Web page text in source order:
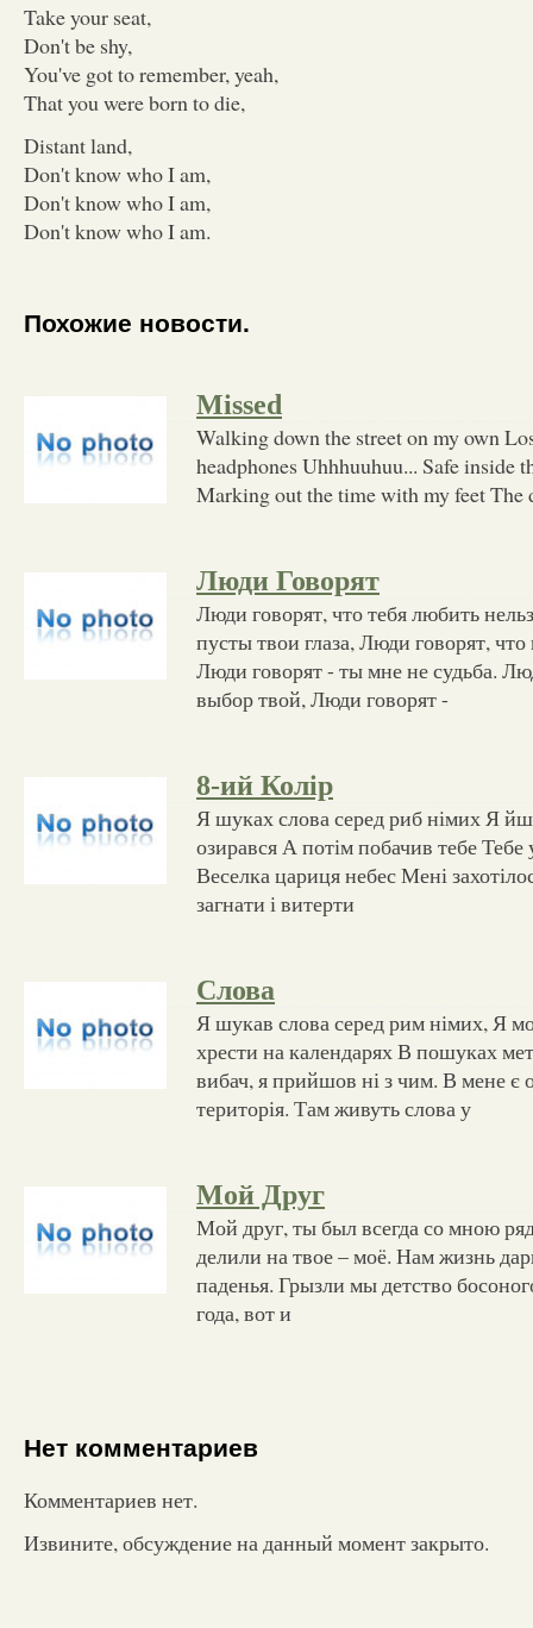
Take your seat,
Don't be shy,
You've got to remember, yeah,
That you were born to die,
Distant land,
Don't know who I am,
Don't know who I am,
Don't know who I am.
Похожие новости.
Missed
Walking down the street on my own
headphones Uhhhuuhuu... Safe inside
Marking out the time with my feet The
Люди Говорят
Люди говорят, что тебя любить
пусты твои глаза, Люди говорят, что
Люди говорят - ты мне не судьба.
выбор твой, Люди говорят -
8-ий Колір
Я шуках слова серед риб німих Я
озирався А потім побачив тебе Тебе
Веселка цариця небес Мені
загнати і витерти
Слова
Я шукав слова серед рим німих, Я
хрести на календарях В пошуках
вибач, я прийшов ні з чим. В мене є
територія. Там живуть слова у
Мой Друг
Мой друг, ты был всегда со мною
делили на твое – моё. Нам жизнь
паденья. Грызли мы детство
года, вот и
Нет комментариев
Комментариев нет.
Извините, обсуждение на данный момент закрыто.